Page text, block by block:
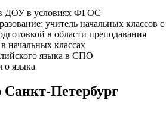
ДОУ в условиях ФГОС
учитель начальных классов с
в области преподавания
начальных классах
языка в СПО
языка
Петербург